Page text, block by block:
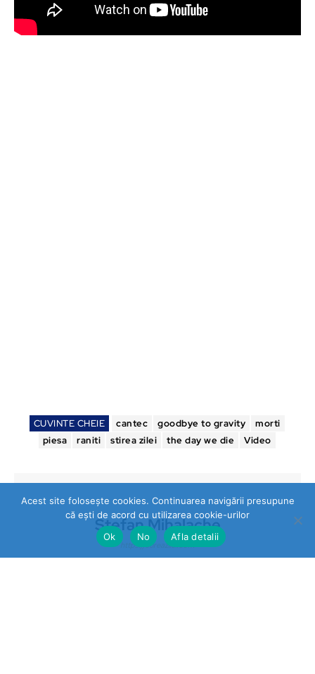
CUVINTE CHEIE cantec goodbye to gravity
morti
piesa
raniti stirea zilei the day we die Video
Stefan Mihalache
https://stireazilei.com
Acest site folosește cookies. Continuarea navigării presupune
că ești de acord cu utilizarea cookie-urilor
Ok
No Afla detalii